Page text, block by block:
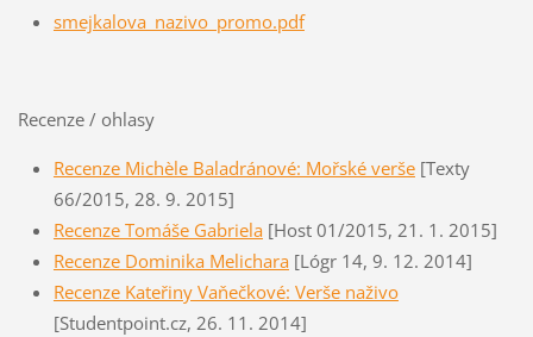
smejkalova_nazivo_promo.pdf
Recenze / ohlasy
Recenze Michèle Baladránové: Mořské verše[Texty
66/2015, 28. 9. 2015]
Recenze Tomáše Gabriela[Host 01/2015, 21. 1. 2015]
Recenze Dominika Melichara[Lógr 14, 9. 12. 2014]
Recenze Kateřiny Vaňečkové: Verše naživo
[Studentpoint.cz, 26. 11. 2014]